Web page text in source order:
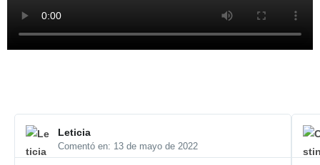
Leticia
Comentó en: 13 de mayo de 2022